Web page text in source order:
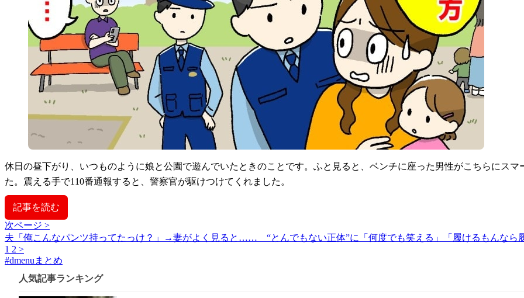
休日の昼下がり、いつものように娘と公園で遊んでいたときのことです。ふと見ると、ベンチに座った男性がこちらにス
た。震える手で110番通報すると、警察官が駆けつけてくれました。
記事を読む
次ページ >
夫「俺こんなパンツ持ってたっけ？」→妻がよく見ると…… “とんでもない正体”に「何度でも笑える」「履けるもんなら
1 2 >
#dmenuまとめ
人気記事ランキング